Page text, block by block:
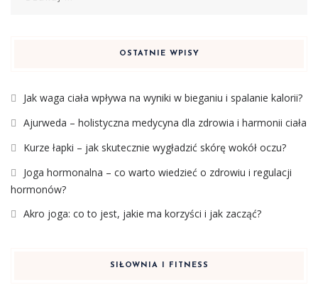
OSTATNIE WPISY
Jak waga ciała wpływa na wyniki w bieganiu i spalanie kalorii?
Ajurweda – holistyczna medycyna dla zdrowia i harmonii ciała
Kurze łapki – jak skutecznie wygładzić skórę wokół oczu?
Joga hormonalna – co warto wiedzieć o zdrowiu i regulacji
hormonów?
Akro joga: co to jest, jakie ma korzyści i jak zacząć?
SIŁOWNIA I FITNESS